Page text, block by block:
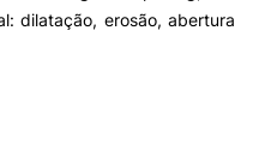
dilatação, erosão, abertura